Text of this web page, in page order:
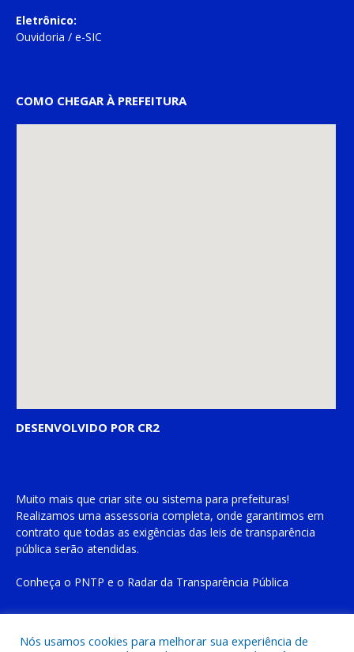
Eletrônico:
Ouvidoria / e-SIC
COMO CHEGAR À PREFEITURA
DESENVOLVIDO POR CR2
Muito mais que criar site ou sistema para prefeituras!
Realizamos uma assessoria completa, onde garantimos em
contrato que todas as exigências das leis de transparência
pública serão atendidas.
Conheça o PNTP e o Radar da Transparência Pública
Nós usamos cookies para melhorar sua experiência de